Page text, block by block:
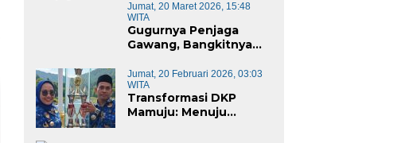
Jumat, 20 Maret 2026, 15:48
WITA
Gugurnya Penjaga
Gawang, Bangkitnya
Jumat, 20 Februari 2026, 03:03
WITA
Transformasi DKP
Mamuju: Menuju